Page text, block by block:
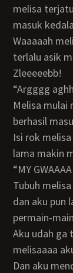
melisa
masuk
waaaaah melisa juga ga menolak aksi ricky, dia
terlalu asik
Zleeeeebb!
“Argggg
melisa mulai mengerang, sepertinya jari ricky sudah
berhasil
isi rok melisa pun bergoyang liar dan melisa tambah
lama makin
“MY
tubuh melisa makin lama makin liar akibat aksi ricky,
dan aku pun
permain-
aku udah ga taahaaaaan aku horny liat ricky dan
melisaaaa
dan aku mendekati ricky dan duduk di samping